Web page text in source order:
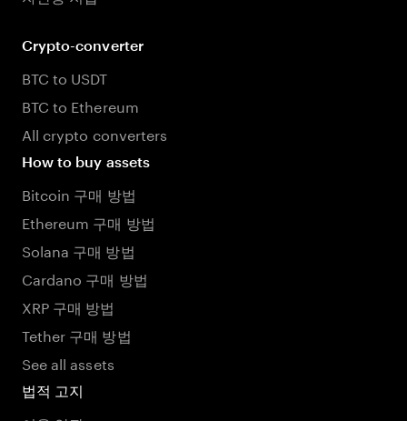
Crypto-converter
BTC to USDT
BTC to Ethereum
All crypto converters
How to buy assets
Bitcoin 구매 방법
Ethereum 구매 방법
Solana 구매 방법
Cardano 구매 방법
XRP 구매 방법
Tether 구매 방법
See all assets
법적 고지